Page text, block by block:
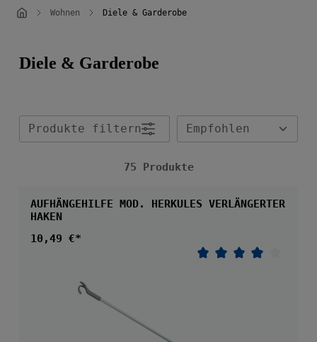
Wohnen Diele & Garderobe
Diele & Garderobe
Produkte filtern
75 Produkte
AUFHÄNGEHILFE MOD. HERKULES VERLÄNGERTER
HAKEN
Regulärer Preis:
10,49 €*